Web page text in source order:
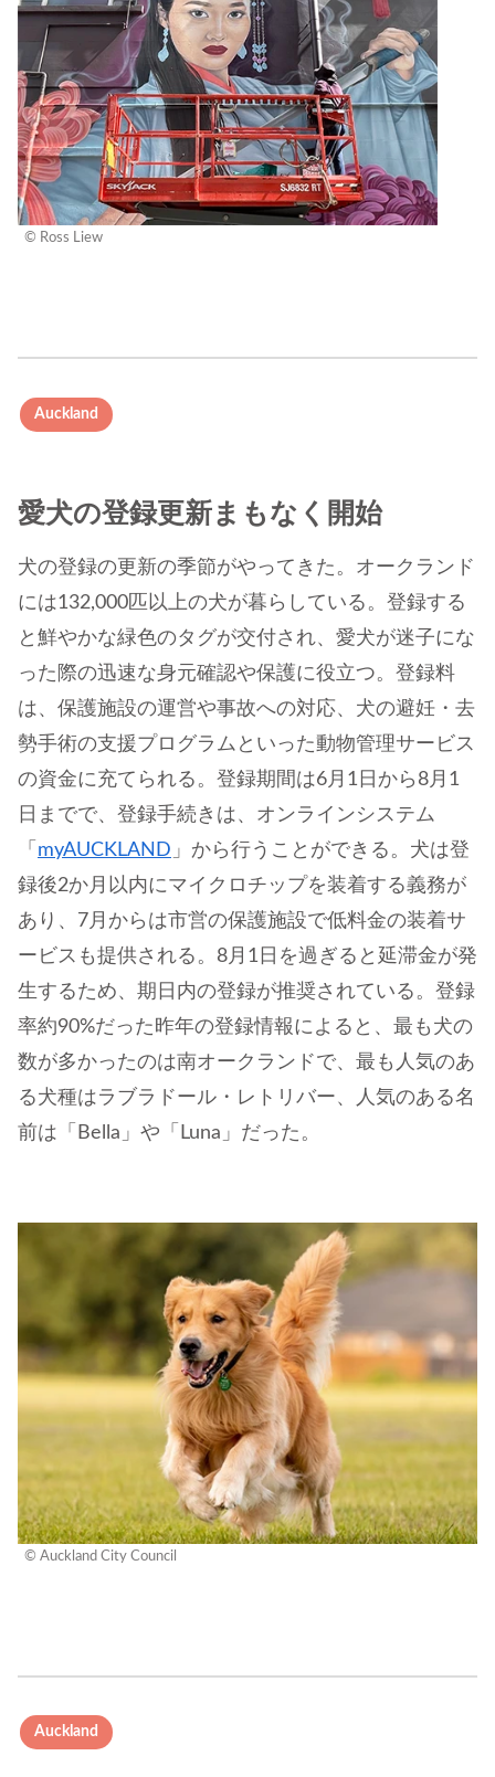
© Ross Liew
Auckland
愛犬の登録更新まもなく開始
犬の登録の更新の季節がやってきた。オークランド
には132,000匹以上の犬が暮らしている。登録する
と鮮やかな緑色のタグが交付され、愛犬が迷子にな
った際の迅速な身元確認や保護に役立つ。登録料
は、保護施設の運営や事故への対応、犬の避妊・去
勢手術の支援プログラムといった動物管理サービス
の資金に充てられる。登録期間は6月1日から8月1
日までで、登録手続きは、オンラインシステム
「 myAUCKLAND 」から行うことができる。犬は登
録後2か月以内にマイクロチップを装着する義務が
あり、7月からは市営の保護施設で低料金の装着サ
ービスも提供される。8月1日を過ぎると延滞金が発
生するため、期日内の登録が推奨されている。登録
率約90%だった昨年の登録情報によると、最も犬の
数が多かったのは南オークランドで、最も人気のあ
る犬種はラブラドール・レトリバー、人気のある名
前は「Bella」や「Luna」だった。
© Auckland City Council
Auckland